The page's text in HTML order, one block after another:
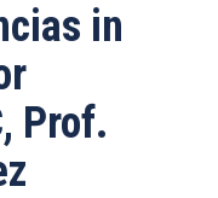
in
Prof.